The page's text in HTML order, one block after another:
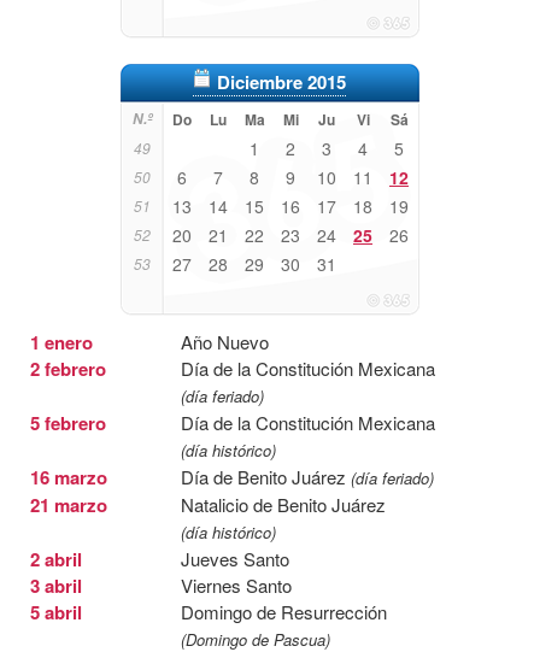
Diciembre 2015
N.º Do Lu Ma Mi Ju Vi Sá
49 1 2 3 4 5
50 6 7 8 9 10 11 12
51 13 14 15 16 17 18 19
52 20 21 22 23 24 25 26
53 27 28 29 30 31
1 enero Año Nuevo
2 febrero Día de la Constitución Mexicana
(día feriado)
5 febrero Día de la Constitución Mexicana
(día histórico)
16 marzo Día de Benito Juárez (día feriado)
21 marzo Natalicio de Benito Juárez
(día histórico)
2 abril Jueves Santo
3 abril Viernes Santo
5 abril Domingo de Resurrección
(Domingo de Pascua)